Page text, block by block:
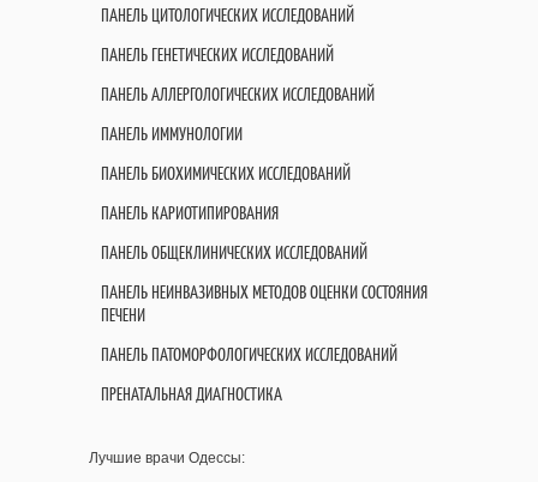
ПАНЕЛЬ ЦИТОЛОГИЧЕСКИХ ИССЛЕДОВАНИЙ
ПАНЕЛЬ ГЕНЕТИЧЕСКИХ ИССЛЕДОВАНИЙ
ПАНЕЛЬ АЛЛЕРГОЛОГИЧЕСКИХ ИССЛЕДОВАНИЙ
ПАНЕЛЬ ИММУНОЛОГИИ
ПАНЕЛЬ БИОХИМИЧЕСКИХ ИССЛЕДОВАНИЙ
ПАНЕЛЬ КАРИОТИПИРОВАНИЯ
ПАНЕЛЬ ОБЩЕКЛИНИЧЕСКИХ ИССЛЕДОВАНИЙ
ПАНЕЛЬ НЕИНВАЗИВНЫХ МЕТОДОВ ОЦЕНКИ СОСТОЯНИЯ
ПЕЧЕНИ
ПАНЕЛЬ ПАТОМОРФОЛОГИЧЕСКИХ ИССЛЕДОВАНИЙ
ПРЕНАТАЛЬНАЯ ДИАГНОСТИКА
Лучшие врачи Одессы: